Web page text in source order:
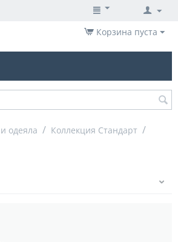
Корзина пуста
одеяла / Коллекция Стандарт /